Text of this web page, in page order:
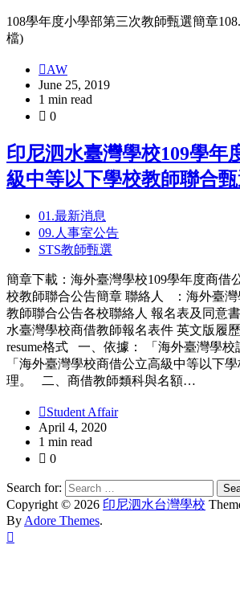
108學年度小學部第三次教師甄選簡章
檔)
AW
June 25, 2019
1 min read
0
印尼泗水臺灣學校109學年
級中等以下學校教師聯合
01.最新消息
09.人事室公告
STS教師甄選
簡章下載：海外臺灣學校109學年度商借
校教師聯合公告簡章 聯絡人 ：海外臺灣
教師聯合公告各校聯絡人 報名表及同意
水臺灣學校商借教師報名表件 英文版履
resume格式 一、依據： 「海外臺灣學
「海外臺灣學校商借公立高級中等以下
理。 二、商借教師類科與名額…
Student Affair
April 4, 2020
1 min read
0
Search for:
Copyright © 2026 印尼泗水台灣學校
By Adore Themes.